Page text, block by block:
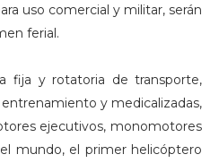
uso comercial y militar, serán
ferial.
fija y rotatoria de transporte,
y medicalizadas,
ejecutivos, monomotores
mundo, el primer helicóptero